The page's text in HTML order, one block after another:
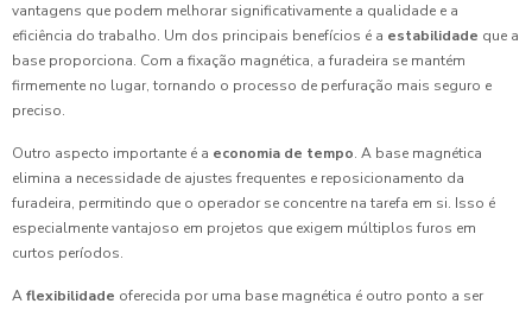
vantagens que podem melhorar significativamente a qualidade e a
eficiência do trabalho. Um dos principais benefícios é a estabilidade que a
base proporciona. Com a fixação magnética, a furadeira se mantém
firmemente no lugar, tornando o processo de perfuração mais seguro e
preciso.
Outro aspecto importante é a economia de tempo. A base magnética
elimina a necessidade de ajustes frequentes e reposicionamento da
furadeira, permitindo que o operador se concentre na tarefa em si. Isso é
especialmente vantajoso em projetos que exigem múltiplos furos em
curtos períodos.
Aflexibilidade oferecida por uma base magnética é outro ponto a ser